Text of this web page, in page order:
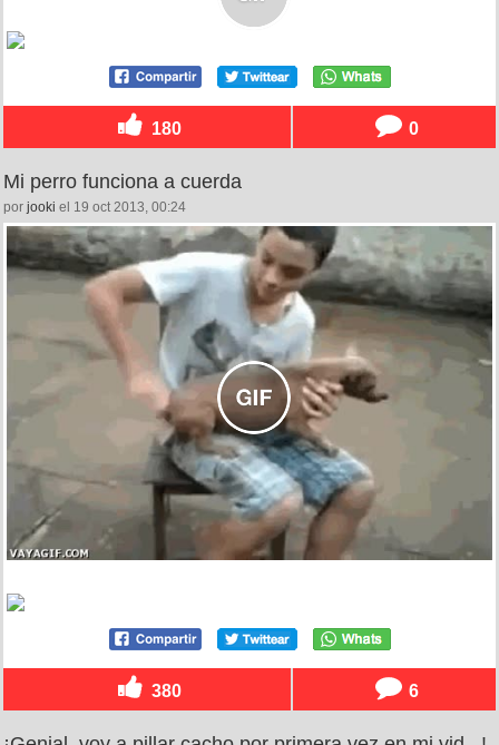
180 0
Mi perro funciona a cuerda
por jooki el 19 oct 2013, 00:24
380 6